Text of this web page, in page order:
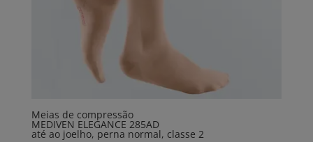
Meias de compressão
MEDIVEN ELEGANCE 285AD
até ao joelho, perna normal, classe 2